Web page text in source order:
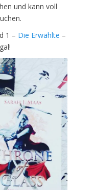
und kann voll
1 – Die Erwählte –